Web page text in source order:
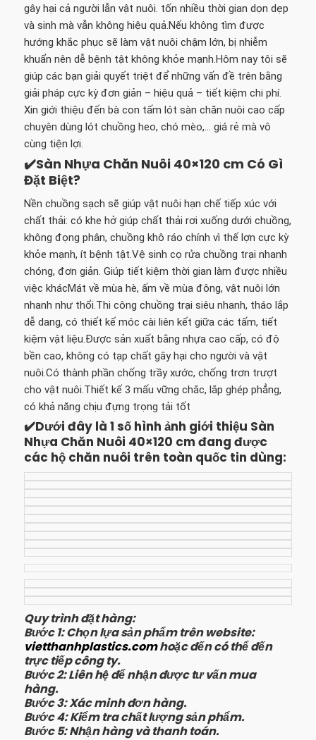
gây hại cả người lẫn vật nuôi. tốn nhiều thời gian dọn dẹp
và sinh mà vẫn không hiệu quả.Nếu không tìm được
hướng khắc phục sẽ làm vật nuôi chậm lớn, bị nhiễm
khuẩn nên dễ bệnh tật không khỏe mạnh.Hôm nay tôi sẽ
giúp các bạn giải quyết triệt để những vấn đề trên bằng
giải pháp cực kỳ đơn giản – hiệu quả – tiết kiệm chi phí.
Xin giới thiệu đến bà con tấm lót sàn chăn nuôi cao cấp
chuyên dùng lót chuồng heo, chó mèo,… giá rẻ mà vô
cùng tiện lợi.
✔️Sàn Nhựa Chăn Nuôi 40×120 cm Có Gì
Đặt Biệt?
Nền chuồng sạch sẽ giúp vật nuôi hạn chế tiếp xúc với
chất thải: có khe hở giúp chất thải rơi xuống dưới chuồng,
không đọng phân, chuồng khô ráo chính vì thế lợn cực kỳ
khỏe mạnh, ít bệnh tật.Vệ sinh cọ rửa chuồng trại nhanh
chóng, đơn giản. Giúp tiết kiệm thời gian làm được nhiều
việc khácMát về mùa hè, ấm về mùa đông, vật nuôi lớn
nhanh như thổi.Thi công chuồng trại siêu nhanh, tháo lắp
dễ dang, có thiết kế móc cài liên kết giữa các tấm, tiết
kiệm vật liệu.Được sản xuất bằng nhựa cao cấp, có độ
bền cao, không có tạp chất gây hại cho người và vật
nuôi.Có thành phần chống trầy xước, chống trơn trượt
cho vật nuôi.Thiết kế 3 mấu vững chắc, lắp ghép phẳng,
có khả năng chịu đựng trọng tải tốt
✔️Dưới đây là 1 số hình ảnh giới thiệu Sàn
Nhựa Chăn Nuôi 40×120 cm đang được
các hộ chăn nuôi trên toàn quốc tin dùng:
Quy trình đặt hàng:
Bước 1: Chọn lựa sản phẩm trên website:
vietthanhplastics.comhoặc đến có thể đến
trực tiếp công ty.
Bước 2: Liên hệ để nhận được tư vấn mua
hàng.
Bước 3: Xác minh đơn hàng.
Bước 4: Kiểm tra chất lượng sản phẩm.
Bước 5: Nhận hàng và thanh toán.